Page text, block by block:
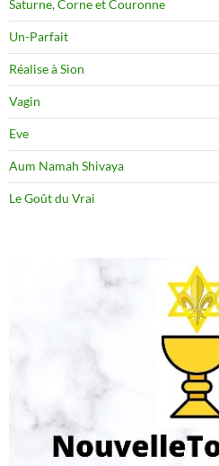
Saturne, Corne et Couronne
Un-Parfait
Réalise à Sion
Vagin
Eve
Aum Namah Shivaya
Le Goût du Vrai